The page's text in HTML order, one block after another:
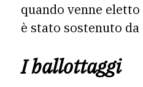
quando venne
è stato sostenuto
I ballottaggi